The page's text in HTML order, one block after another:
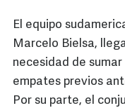
El equipo
Marcelo Bielsa,
necesidad de
empates previos
Por su parte, el